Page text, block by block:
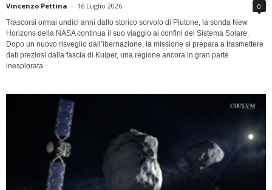
Vincenzo Pettina - 16 Luglio 2026 0
Trascorsi ormai undici anni dallo storico sorvolo di Plutone, la sonda New
Horizons della NASA continua il suo viaggio ai confini del Sistema Solare.
Dopo un nuovo risveglio dall’ibernazione, la missione si prepara a trasmettere
dati preziosi dalla fascia di Kuiper, una regione ancora in gran parte
inesplorata